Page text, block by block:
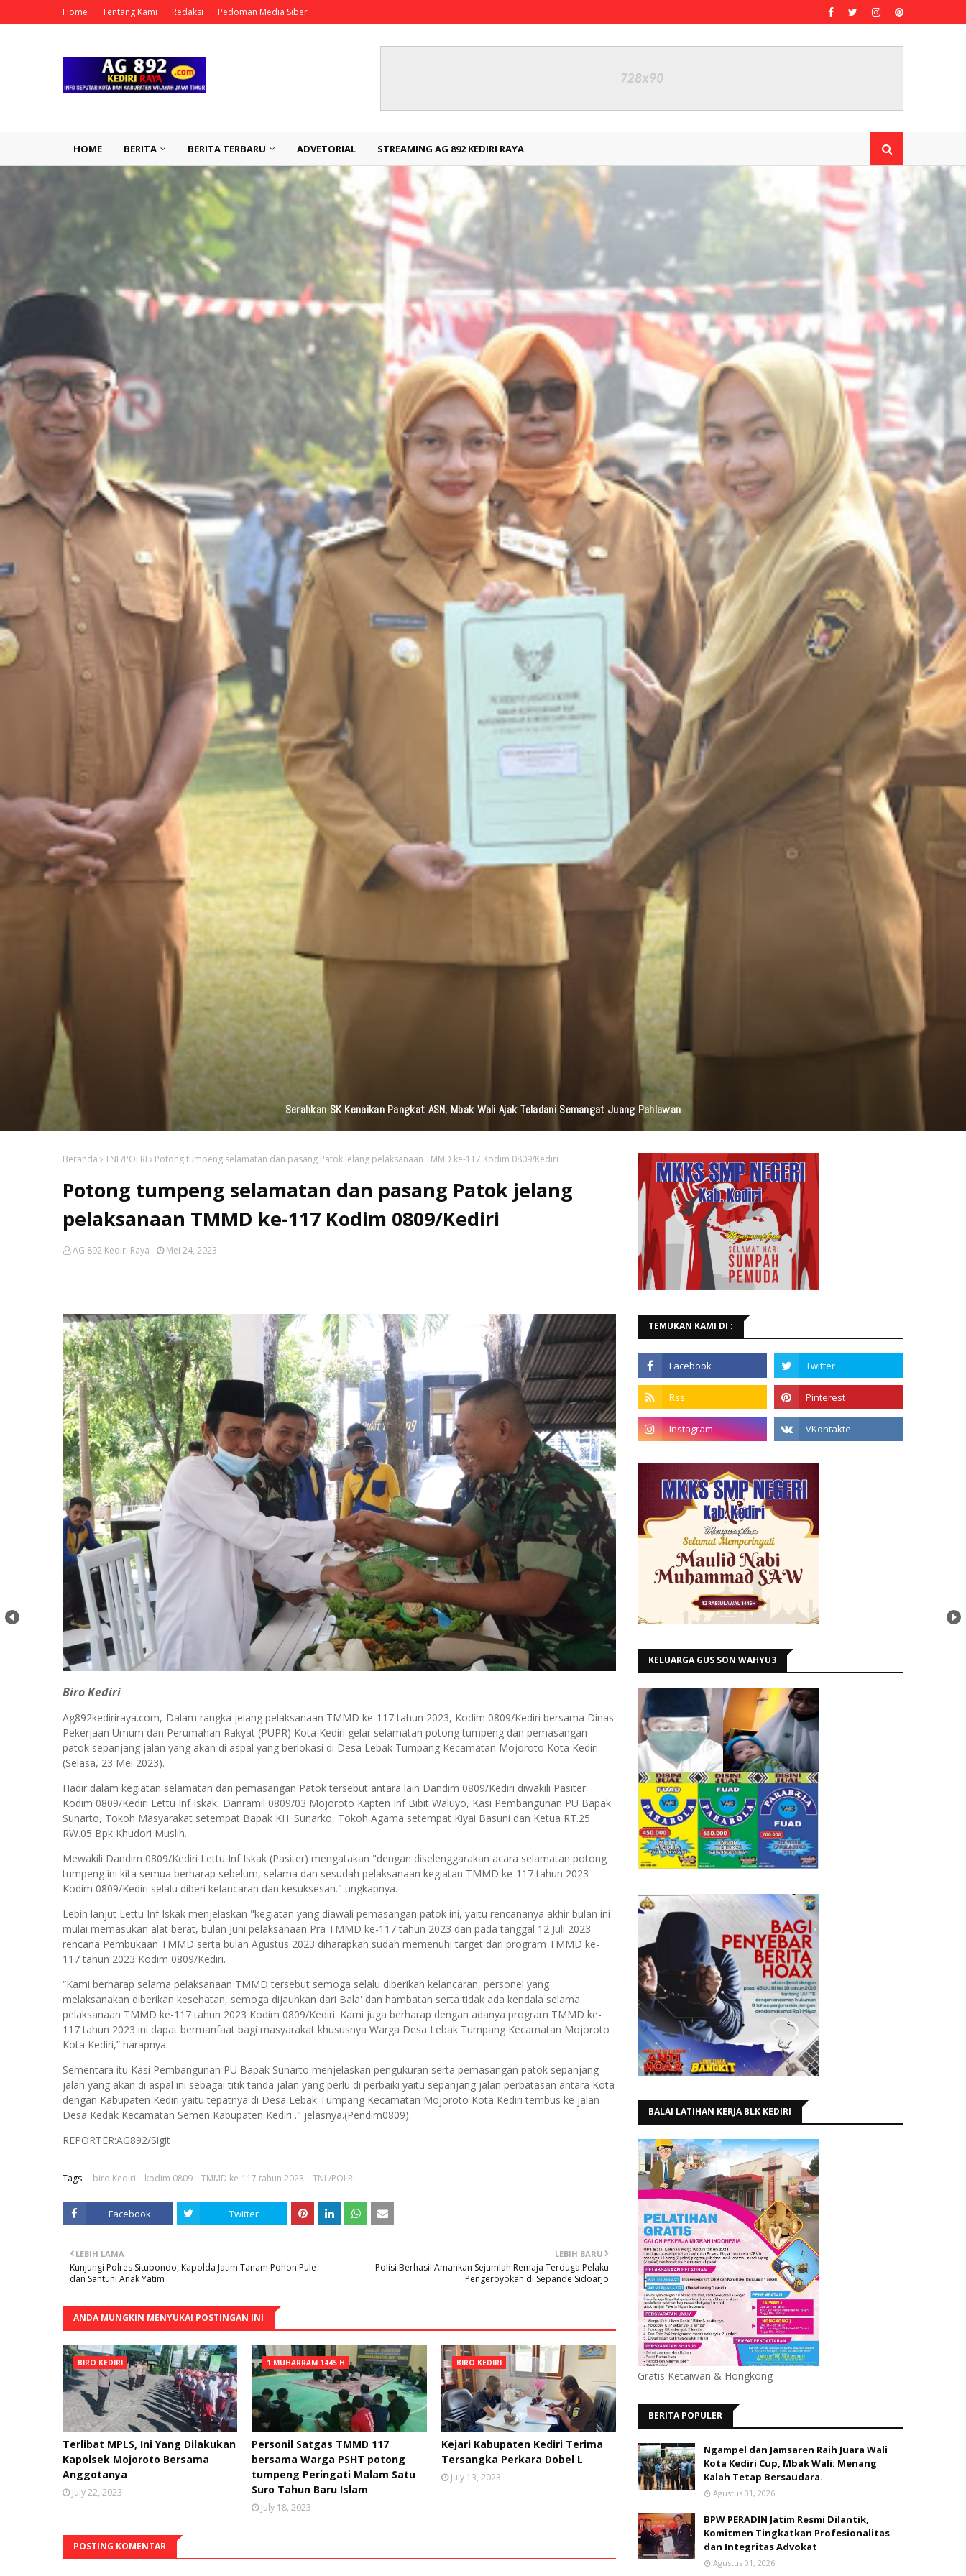
Home Tentang Kami Redaksi Pedoman Media Siber
HOME BERITA BERITA TERBARU ADVETORIAL STREAMING AG 892 KEDIRI RAYA
KAI Daop 7 Madiun Kembali Salurkan Bantuan TJSL Senilai Ratusan Juta Untuk Infrastruktur, Pendidikan, Pelestarian Budaya, Dan Disabilitas
Beranda TNI /POLRI Potong tumpeng selamatan dan pasang Patok jelang pelaksanaan TMMD ke-117 Kodim 0809/Kediri
Potong tumpeng selamatan dan pasang Patok jelang
pelaksanaan TMMD ke-117 Kodim 0809/Kediri
AG 892 Kediri Raya Mei 24, 2023
Biro Kediri
Ag892kediriraya.com,-Dalam rangka jelang pelaksanaan TMMD ke-117 tahun 2023, Kodim 0809/Kediri bersama Dinas
Pekerjaan Umum dan Perumahan Rakyat (PUPR) Kota Kediri gelar selamatan potong tumpeng dan pemasangan
patok sepanjang jalan yang akan di aspal yang berlokasi di Desa Lebak Tumpang Kecamatan Mojoroto Kota Kediri.
(Selasa, 23 Mei 2023).
Hadir dalam kegiatan selamatan dan pemasangan Patok tersebut antara lain Dandim 0809/Kediri diwakili Pasiter
Kodim 0809/Kediri Lettu Inf Iskak, Danramil 0809/03 Mojoroto Kapten Inf Bibit Waluyo, Kasi Pembangunan PU Bapak
Sunarto, Tokoh Masyarakat setempat Bapak KH. Sunarko, Tokoh Agama setempat Kiyai Basuni dan Ketua RT.25
RW.05 Bpk Khudori Muslih.
Mewakili Dandim 0809/Kediri Lettu Inf Iskak (Pasiter) mengatakan "dengan diselenggarakan acara selamatan potong
tumpeng ini kita semua berharap sebelum, selama dan sesudah pelaksanaan kegiatan TMMD ke-117 tahun 2023
Kodim 0809/Kediri selalu diberi kelancaran dan kesuksesan." ungkapnya.
Lebih lanjut Lettu Inf Iskak menjelaskan "kegiatan yang diawali pemasangan patok ini, yaitu rencananya akhir bulan ini
mulai memasukan alat berat, bulan Juni pelaksanaan Pra TMMD ke-117 tahun 2023 dan pada tanggal 12 Juli 2023
rencana Pembukaan TMMD serta bulan Agustus 2023 diharapkan sudah memenuhi target dari program TMMD ke-
117 tahun 2023 Kodim 0809/Kediri.
“Kami berharap selama pelaksanaan TMMD tersebut semoga selalu diberikan kelancaran, personel yang
melaksanakan diberikan kesehatan, semoga dijauhkan dari Bala' dan hambatan serta tidak ada kendala selama
pelaksanaan TMMD ke-117 tahun 2023 Kodim 0809/Kediri. Kami juga berharap dengan adanya program TMMD ke-
117 tahun 2023 ini dapat bermanfaat bagi masyarakat khususnya Warga Desa Lebak Tumpang Kecamatan Mojoroto
Kota Kediri,” harapnya.
Sementara itu Kasi Pembangunan PU Bapak Sunarto menjelaskan pengukuran serta pemasangan patok sepanjang
jalan yang akan di aspal ini sebagai titik tanda jalan yang perlu di perbaiki yaitu sepanjang jalan perbatasan antara Kota
dengan Kabupaten Kediri yaitu tepatnya di Desa Lebak Tumpang Kecamatan Mojoroto Kota Kediri tembus ke jalan
Desa Kedak Kecamatan Semen Kabupaten Kediri ." jelasnya.(Pendim0809).
REPORTER:AG892/Sigit
Tags: biro Kediri kodim 0809 TMMD ke-117 tahun 2023 TNI /POLRI
Facebook Twitter
LEBIH BARU
Polisi Berhasil Amankan Sejumlah Remaja Terduga Pelaku
Pengeroyokan di Sepande Sidoarjo
LEBIH LAMA
Kunjungi Polres Situbondo, Kapolda Jatim Tanam Pohon Pule
dan Santuni Anak Yatim
ANDA MUNGKIN MENYUKAI POSTINGAN INI
BIRO KEDIRI
Terlibat MPLS, Ini Yang Dilakukan
Kapolsek Mojoroto Bersama
Anggotanya
July 22, 2023
1 MUHARRAM 1445 H
Personil Satgas TMMD 117
bersama Warga PSHT potong
tumpeng Peringati Malam Satu
Suro Tahun Baru Islam
July 18, 2023
BIRO KEDIRI
Kejari Kabupaten Kediri Terima
Tersangka Perkara Dobel L
July 13, 2023
POSTING KOMENTAR
TEMUKAN KAMI DI :
KELUARGA GUS SON WAHYU3
BALAI LATIHAN KERJA BLK KEDIRI
Gratis Ketaiwan & Hongkong
BERITA POPULER
Ngampel dan Jamsaren Raih Juara Wali
Kota Kediri Cup, Mbak Wali: Menang
Kalah Tetap Bersaudara.
Agustus 01, 2026
BPW PERADIN Jatim Resmi Dilantik,
Komitmen Tingkatkan Profesionalitas
dan Integritas Advokat
Agustus 01, 2026